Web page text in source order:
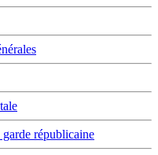
républicaine